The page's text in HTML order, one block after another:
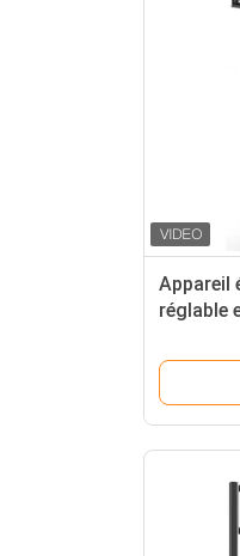
Appareil
réglable